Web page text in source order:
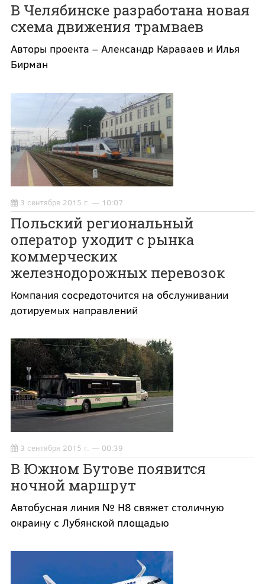
В Челябинске разработана новая
схема движения трамваев
Авторы проекта – Александр Караваев и Илья
Бирман
3 сентября 2015 г. — 10:07
Польский региональный
оператор уходит с рынка
коммерческих
железнодорожных перевозок
Компания сосредоточится на обслуживании
дотируемых направлений
3 сентября 2015 г. — 00:39
В Южном Бутове появится
ночной маршрут
Автобусная линия № Н8 свяжет столичную
окраину с Лубянской площадью